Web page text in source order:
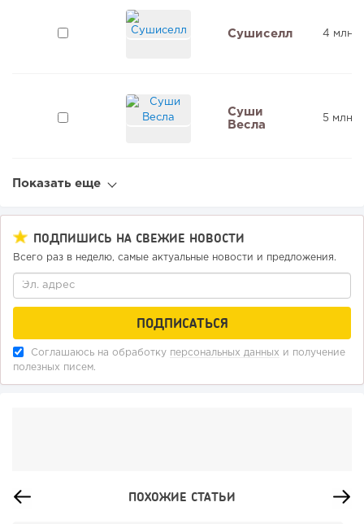
Сушиселл 4 млн ₽
Суши
Весла
5 млн ₽
Показать еще
ПОДПИШИСЬ НА СВЕЖИЕ НОВОСТИ
Всего раз в неделю, самые актуальные новости и предложения.
Соглашаюсь на обработку персональных данных и получение
полезных писем.
ПОХОЖИЕ СТАТЬИ